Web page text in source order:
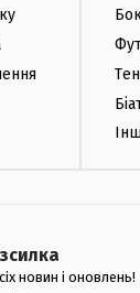
новин і оновлень!